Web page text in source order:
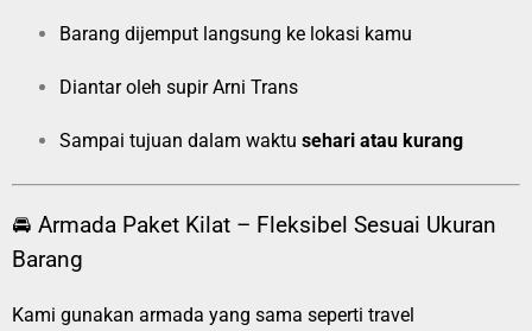
Barang dijemput langsung ke lokasi kamu
Diantar oleh supir Arni Trans
Sampai tujuan dalam waktu sehari atau kurang
🚘 Armada Paket Kilat – Fleksibel Sesuai Ukuran
Barang
Kami gunakan armada yang sama seperti travel